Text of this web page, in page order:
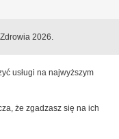
2026.
usługi na najwyższym
że zgadzasz się na ich